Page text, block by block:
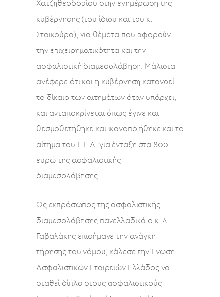
Χατζηθεοδοσίου στην ενημέρωση της
κυβέρνησης (του ίδιου και του κ.
Σταϊκούρα), για θέματα που αφορούν
την επιχειρηματικότητα και την
ασφαλιστική διαμεσολάβηση. Μάλιστα
ανέφερε ότι και η κυβέρνηση κατανοεί
το δίκαιο των αιτημάτων όταν υπάρχει,
και ανταποκρίνεται όπως έγινε και
θεσμοθετήθηκε και ικανοποιήθηκε και το
αίτημα του Ε.Ε.Α. για ένταξη στα 800
ευρώ της ασφαλιστικής
διαμεσολάβησης.
Ως εκπρόσωπος της ασφαλιστικής
διαμεσολάβησης πανελλαδικά ο κ. Δ.
Γαβαλάκης επισήμανε την ανάγκη
τήρησης του νόμου, κάλεσε την Ένωση
Ασφαλιστικών Εταιρειών Ελλάδος να
σταθεί δίπλα στους ασφαλιστικούς